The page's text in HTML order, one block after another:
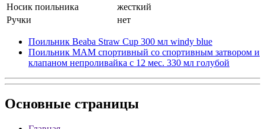
Носик поильника
жесткий
Ручки
нет
Поильник Beaba Straw Cup 300 мл windy blue
Поильник MAM спортивный со спортивным затвором и
клапаном непроливайка с 12 мес. 330 мл голубой
Основные страницы